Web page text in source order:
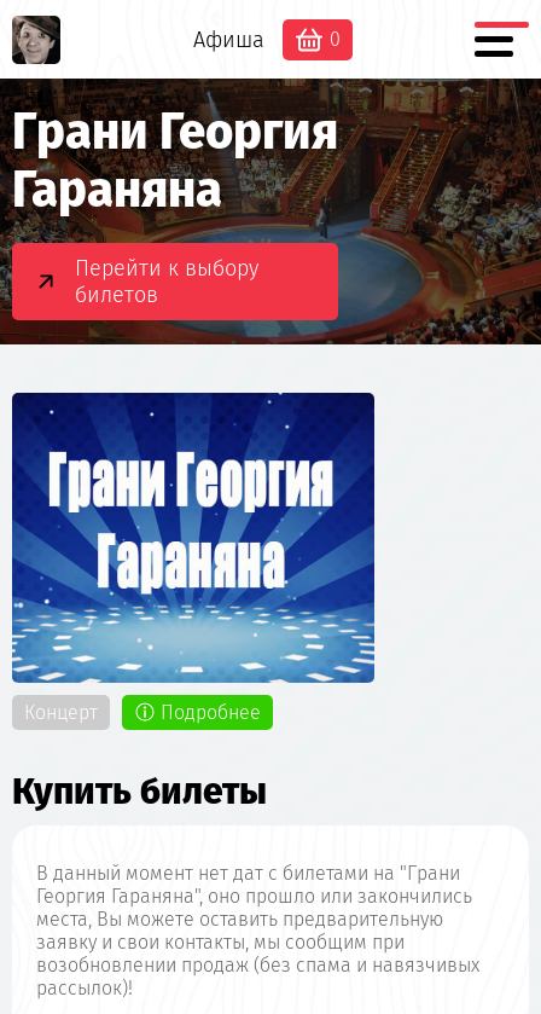
Афиша 0
Грани Георгия
Гараняна
Перейти к выбору
билетов
Концерт Подробнее
Купить билеты
В данный момент нет дат с билетами на "Грани
Георгия Гараняна", оно прошло или закончились
места, Вы можете оставить предварительную
заявку и свои контакты, мы сообщим при
возобновлении продаж (без спама и навязчивых
рассылок)!